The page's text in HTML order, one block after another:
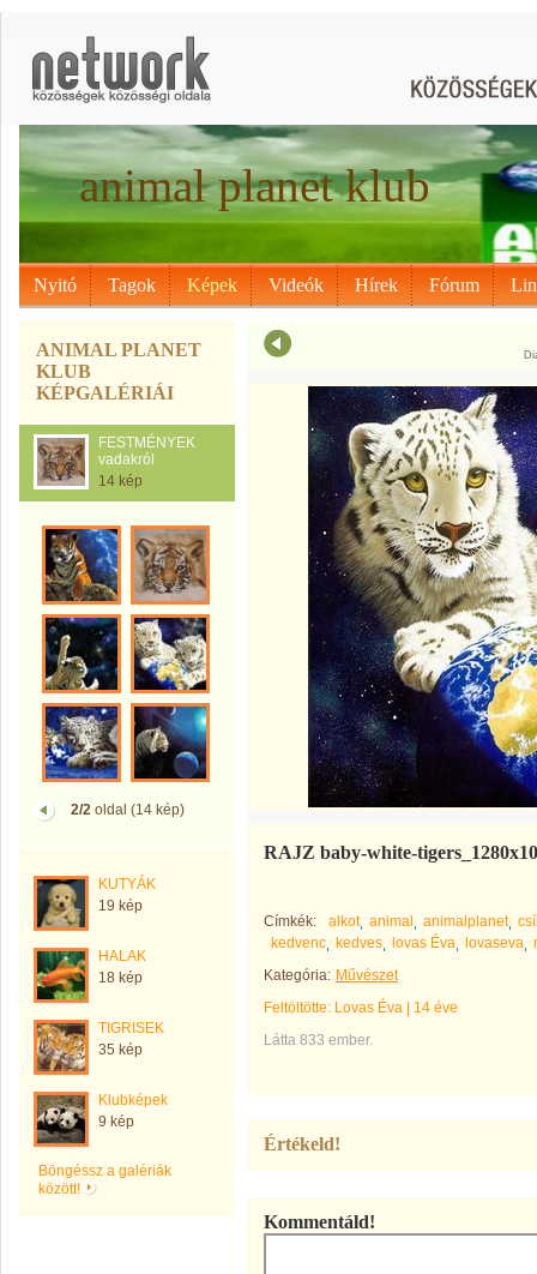
animal planet klub
Nyitó Tagok Képek Videók Hírek Fórum
ANIMAL PLANET
KLUB
KÉPGALÉRIÁI
FESTMÉNYEK
vadakról
14 kép
2/2oldal (14 kép)
KUTYÁK
19 kép
HALAK
18 kép
TIGRISEK
35 kép
Klubképek
9 kép
Böngéssz a galériák
között!
RAJZ baby-white-
Címkék: alkot animal animalplanet
kedvenc
kedves lovas Éva lovaseva
Kategória: Művészet
Feltöltötte: Lovas Éva
14 éve
Látta 833 ember.
Értékeld!
Kommentáld!